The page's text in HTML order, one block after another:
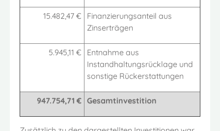
15.482,47 €
Finanzierungsanteil aus
Zinserträgen
5.945,11 €
Entnahme aus
Instandhaltungsrücklage und
sonstige Rückerstattungen
947.754,71 € Gesamtinvestition